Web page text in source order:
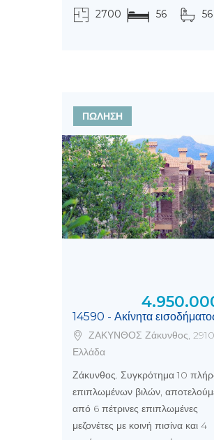
2700 56 56
ΠΩΛΗΣΗ
14590 - Ακίνητα
ΖΑΚΥΝΘΟΣ Ζάκυνθος,
Ελλάδα
Ζάκυνθος. Συγκρότημα 10
επιπλωμένων βιλών,
από 6 πέτρινες επιπλωμένες
μεζονέτες με κοινή πισίνα και 4